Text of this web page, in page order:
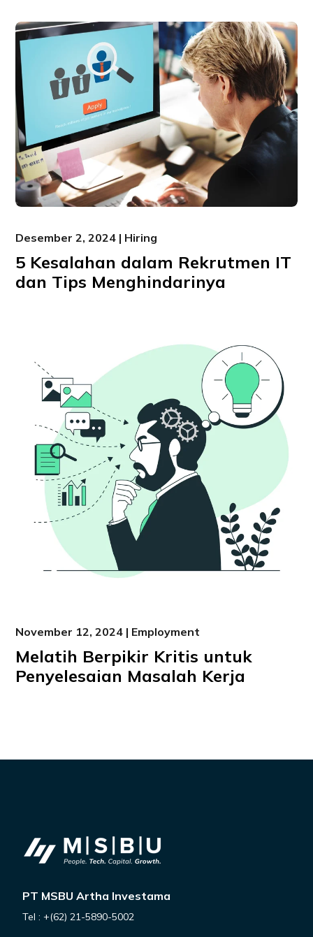
Desember 2, 2024 | Hiring
5 Kesalahan dalam Rekrutmen IT
dan Tips Menghindarinya
November 12, 2024 | Employment
Melatih Berpikir Kritis untuk
Penyelesaian Masalah Kerja
PT MSBU Artha Investama
Tel : +(62) 21-5890-5002